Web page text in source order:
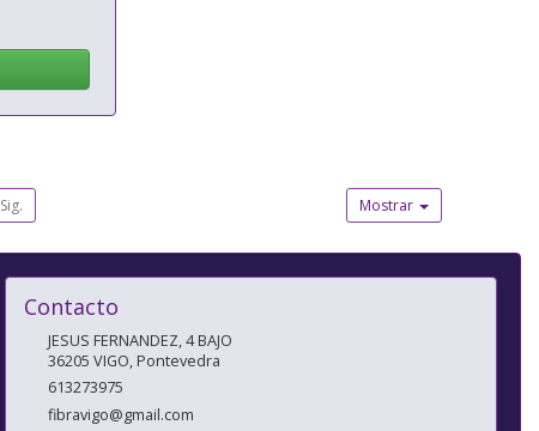
Sig. Mostrar
Contacto
JESUS FERNANDEZ, 4 BAJO
36205 VIGO,Pontevedra
613273975
fibravigo@gmail.com